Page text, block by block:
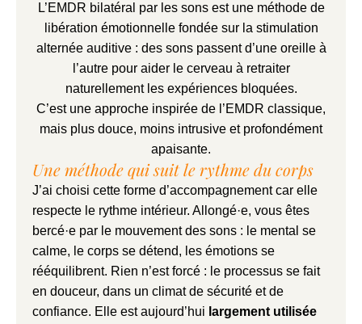
L’EMDR bilatéral par les sons est une méthode de
libération émotionnelle fondée sur la stimulation
alternée auditive : des sons passent d’une oreille à
l’autre pour aider le cerveau à retraiter
naturellement les expériences bloquées.
C’est une approche inspirée de l’EMDR classique,
mais plus douce, moins intrusive et profondément
apaisante.
Une méthode qui suit le rythme du corps
J’ai choisi cette forme d’accompagnement car elle
respecte le rythme intérieur. Allongé·e, vous êtes
bercé·e par le mouvement des sons : le mental se
calme, le corps se détend, les émotions se
rééquilibrent. Rien n’est forcé : le processus se fait
en douceur, dans un climat de sécurité et de
confiance. Elle est aujourd’hui largement utilisée